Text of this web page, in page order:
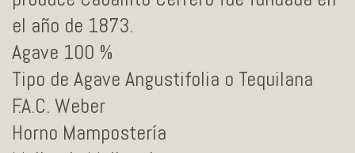
el año de 1873.
Agave 100 %
Tipo de Agave Angustifolia o Tequilana
F.A.C. Weber
Horno Mampostería